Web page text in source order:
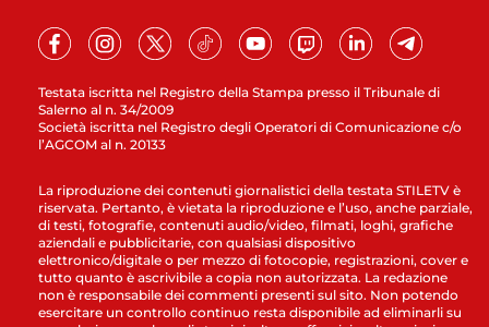
Testata iscritta nel Registro della Stampa presso il Tribunale di
Salerno al n. 34/2009
Società iscritta nel Registro degli Operatori di Comunicazione c/o
l’AGCOM al n. 20133
La riproduzione dei contenuti giornalistici della testata STILETV è
riservata. Pertanto, è vietata la riproduzione e l’uso, anche parziale,
di testi, fotografie, contenuti audio/video, filmati, loghi, grafiche
aziendali e pubblicitarie, con qualsiasi dispositivo
elettronico/digitale o per mezzo di fotocopie, registrazioni, cover e
tutto quanto è ascrivibile a copia non autorizzata. La redazione
non è responsabile dei commenti presenti sul sito. Non potendo
esercitare un controllo continuo resta disponibile ad eliminarli su